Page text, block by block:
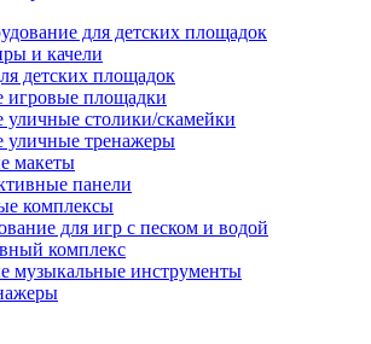
для детских площадок
и качели
детских площадок
игровые площадки
уличные столики/скамейки
уличные тренажеры
макеты
панели
комплексы
для игр с песком и водой
комплекс
музыкальные инструменты